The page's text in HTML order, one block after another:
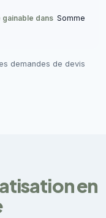
dans Somme
demandes de devis
en